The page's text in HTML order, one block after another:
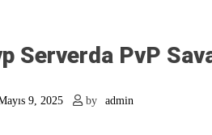
Serverda PvP
9, 2025 by admin